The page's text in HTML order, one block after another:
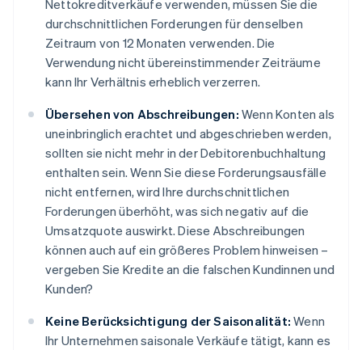
Nettokreditverkäufe verwenden, müssen Sie die
durchschnittlichen Forderungen für denselben
Zeitraum von 12 Monaten verwenden. Die
Verwendung nicht übereinstimmender Zeiträume
kann Ihr Verhältnis erheblich verzerren.
Übersehen von Abschreibungen: Wenn Konten als
uneinbringlich erachtet und abgeschrieben werden,
sollten sie nicht mehr in der Debitorenbuchhaltung
enthalten sein. Wenn Sie diese Forderungsausfälle
nicht entfernen, wird Ihre durchschnittlichen
Forderungen überhöht, was sich negativ auf die
Umsatzquote auswirkt. Diese Abschreibungen
können auch auf ein größeres Problem hinweisen –
vergeben Sie Kredite an die falschen Kundinnen und
Kunden?
Keine Berücksichtigung der Saisonalität: Wenn
Ihr Unternehmen saisonale Verkäufe tätigt, kann es